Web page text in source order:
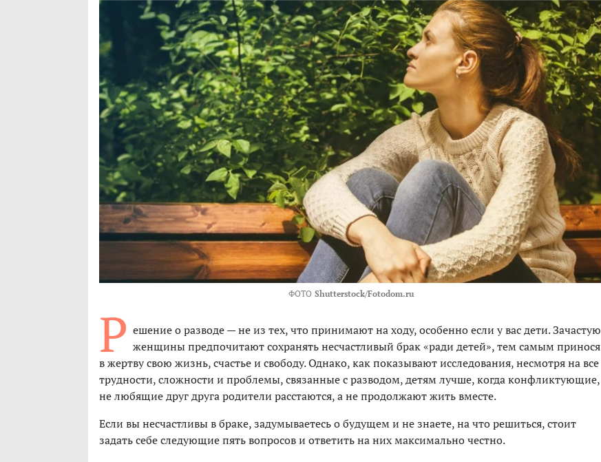
ФОТО Shutterstock/Fotodom.ru
Р ешение о разводе — не из тех, что принимают на ходу, особенно если у вас дети. Зачастую
женщины предпочитают сохранять несчастливый брак «ради детей», тем самым принося
в жертву свою жизнь, счастье и свободу. Однако, как показывают исследования, несмотря на все
трудности, сложности и проблемы, связанные с разводом, детям лучше, когда конфликтующие,
не любящие друг друга родители расстаются, а не продолжают жить вместе.
Если вы несчастливы в браке, задумываетесь о будущем и не знаете, на что решиться, стоит
задать себе следующие пять вопросов и ответить на них максимально честно.